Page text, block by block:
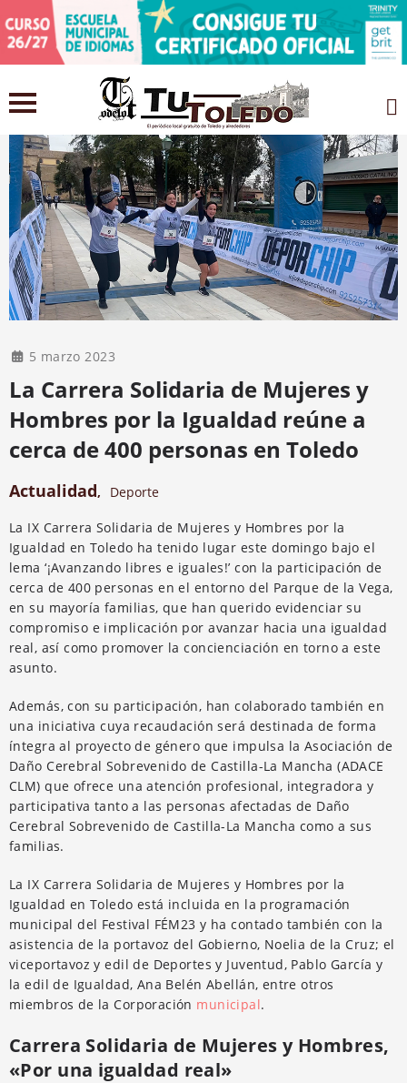
5 marzo 2023
La Carrera Solidaria de Mujeres y
Hombres por la Igualdad reúne a
cerca de 400 personas en Toledo
Actualidad, Deporte
La IX Carrera Solidaria de Mujeres y Hombres por la
Igualdad en Toledo ha tenido lugar este domingo bajo el
lema ‘¡Avanzando libres e iguales!’ con la participación de
cerca de 400 personas en el entorno del Parque de la Vega,
en su mayoría familias, que han querido evidenciar su
compromiso e implicación por avanzar hacia una igualdad
real, así como promover la concienciación en torno a este
asunto.
Además, con su participación, han colaborado también en
una iniciativa cuya recaudación será destinada de forma
íntegra al proyecto de género que impulsa la Asociación de
Daño Cerebral Sobrevenido de Castilla-La Mancha (ADACE
CLM) que ofrece una atención profesional, integradora y
participativa tanto a las personas afectadas de Daño
Cerebral Sobrevenido de Castilla-La Mancha como a sus
familias.
La IX Carrera Solidaria de Mujeres y Hombres por la
Igualdad en Toledo está incluida en la programación
municipal del Festival FÉM23 y ha contado también con la
asistencia de la portavoz del Gobierno, Noelia de la Cruz; el
viceportavoz y edil de Deportes y Juventud, Pablo García y
la edil de Igualdad, Ana Belén Abellán, entre otros
miembros de la Corporación municipal.
Carrera Solidaria de Mujeres y Hombres,
«Por una igualdad real»